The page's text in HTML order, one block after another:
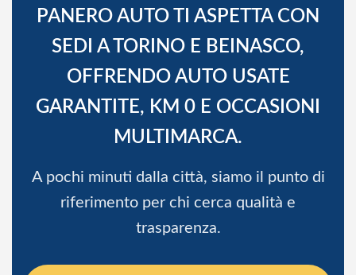
PANERO AUTO TI ASPETTA CON
SEDI A TORINO E BEINASCO,
OFFRENDO AUTO USATE
GARANTITE, KM 0 E OCCASIONI
MULTIMARCA.
A pochi minuti dalla città, siamo il punto di
riferimento per chi cerca qualità e
trasparenza.